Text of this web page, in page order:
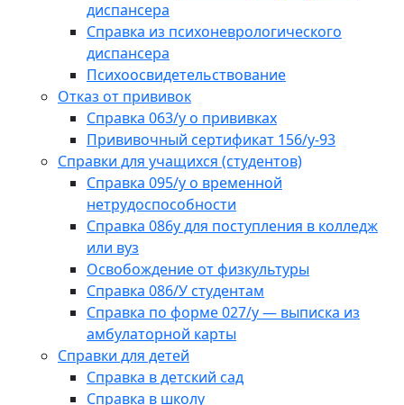
диспансера
Справка из психоневрологического
диспансера
Психоосвидетельствование
Отказ от прививок
Справка 063/у о прививках
Прививочный сертификат 156/у-93
Справки для учащихся (студентов)
Справка 095/у о временной
нетрудоспособности
Справка 086у для поступления в колледж
или вуз
Освобождение от физкультуры
Справка 086/У студентам
Справка по форме 027/у — выписка из
амбулаторной карты
Справки для детей
Справка в детский сад
Справка в школу